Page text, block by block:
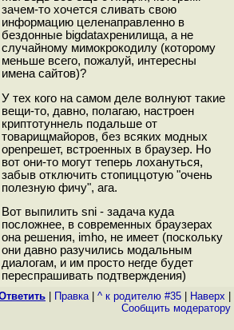
зачем-то хочется сливать свою
информацию целенаправленно в
бездонные bigdataхренилища, а не
случайному мимокрокодилу (которому
меньше всего, пожалуй, интересны
имена сайтов)?
У тех кого на самом деле волнуют такие
вещи-то, давно, полагаю, настроен
криптотуннель подальше от
товарищмайоров, без всяких модных
openрешет, встроенных в браузер. Но
вот они-то могут теперь лохануться,
забыв отключить стопиццотую "очень
полезную фичу", ага.
Вот выпилить sni - задача куда
посложнее, в современных браузерах
она решения, imho, не имеет (поскольку
они давно разучились модальным
диалогам, и им просто негде будет
переспрашивать подтверждения)
Правка| ^ к родителю #35 Наверх
Cообщить модератору